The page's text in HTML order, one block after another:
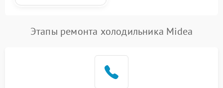
Этапы ремонта холодильника Midea